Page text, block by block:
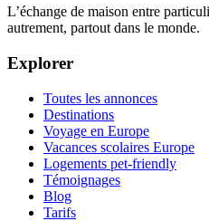
L’échange de maison entre
autrement, partout dans le monde.
Explorer
Toutes les annonces
Destinations
Voyage en Europe
Vacances scolaires Europe
Logements pet-friendly
Témoignages
Blog
Tarifs